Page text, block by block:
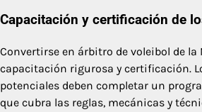
Capacitación y certificación de
Convertirse en árbitro de voleibol de la
capacitación rigurosa y certificación.
potenciales deben completar un
que cubra las reglas, mecánicas y